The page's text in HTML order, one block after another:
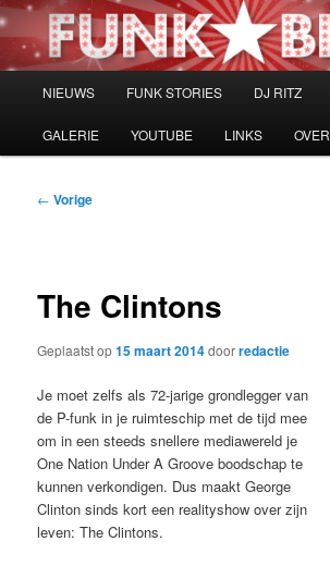
Spring
naar
NIEUWS FUNK STORIES DJ RITZ
GALERIE YOUTUBE LINKS
Bericht
← Vorige
The Clintons
Geplaatst op15 maart 2014doorredactie
Je moet zelfs als 72-jarige grondlegger van
de P-funk in je ruimteschip met de tijd mee
om in een steeds snellere mediawereld je
One Nation Under A Groove boodschap te
kunnen verkondigen. Dus maakt George
Clinton sinds kort een realityshow over zijn
leven: The Clintons.